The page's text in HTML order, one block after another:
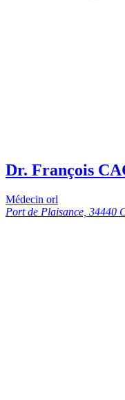
Dr. François
Médecin orl
Port de Plaisance, 34440